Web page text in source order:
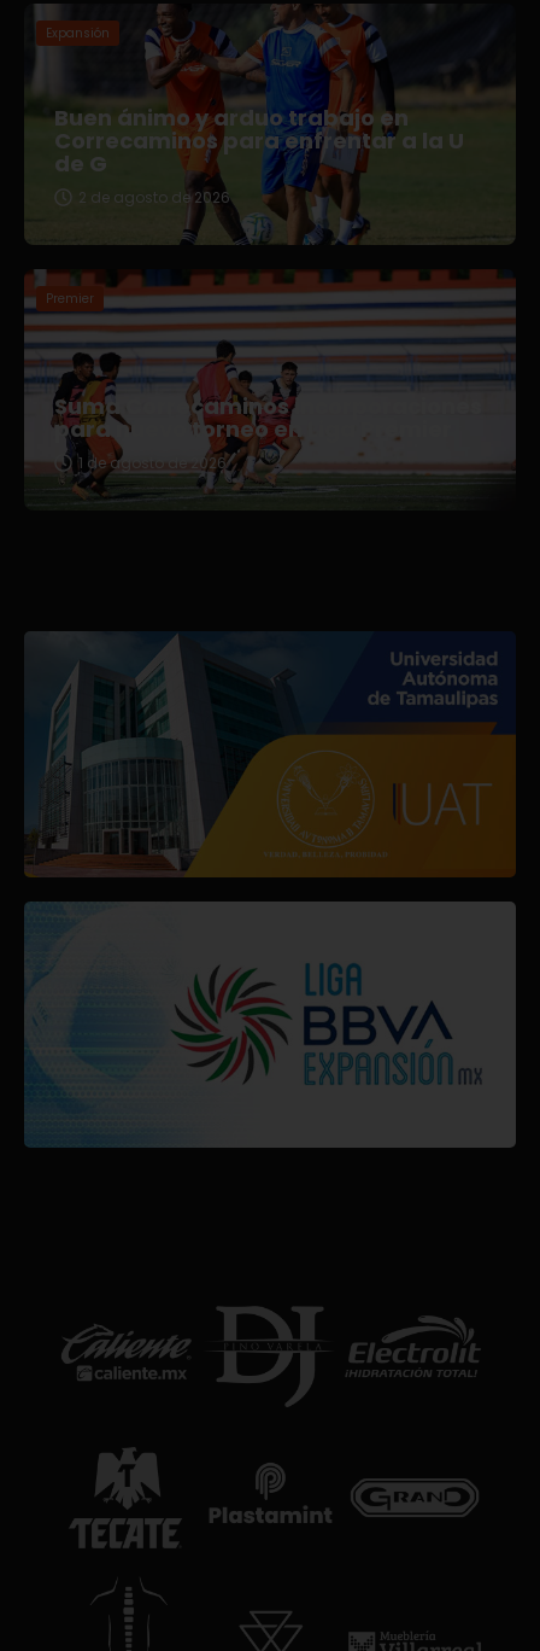
Expansión
Buen ánimo y arduo trabajo en
Correcaminos para enfrentar a la U
de G
2 de agosto de 2026
Premier
Suma Correcaminos incorporaciones
para nuevo torneo en Liga Premier
1 de agosto de 2026